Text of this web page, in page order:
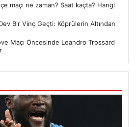
maçı ne zaman? Saat kaçta? Hangi
Bir Vinç Geçti: Köprülerin Altından
Maçı Öncesinde Leandro Trossard